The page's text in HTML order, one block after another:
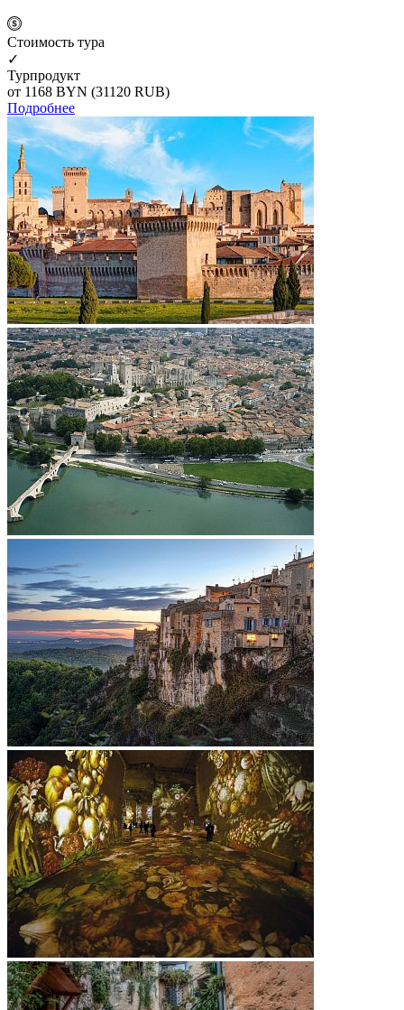
Cтоимость тура
✓
Турпродукт
от 1168 BYN (31120 RUB)
Подробнее